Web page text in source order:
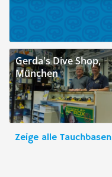
Gerda's Dive Shop,
München
Zeige alle Tauchbasen